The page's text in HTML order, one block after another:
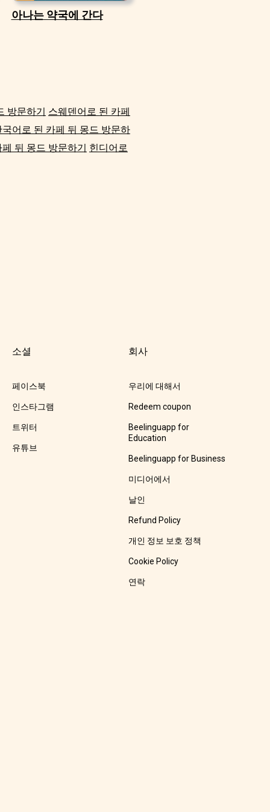
아나는 약국에 간다
방문하기
스웨덴어로 된 카페
국어로 된 카페 뒤 몽드 방문하
뒤 몽드 방문하기
힌디어로
소셜
페이스북
인스타그램
트위터
유튜브
회사
우리에 대해서
Redeem coupon
Beelinguapp for
Education
Beelinguapp for Business
미디어에서
날인
Refund Policy
개인 정보 보호 정책
Cookie Policy
연락